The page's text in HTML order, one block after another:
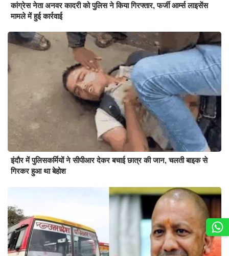
कांग्रेस नेता अनवर कादरी को पुलिस ने किया गिरफ्तार, फर्जी आर्म्स लाइसेंस
मामले में हुई कार्रवाई
इंदौर में पुलिसकर्मियों ने सीपीआर देकर बचाई छात्र की जान, चलती बाइक से
गिरकर हुआ था बेहोश